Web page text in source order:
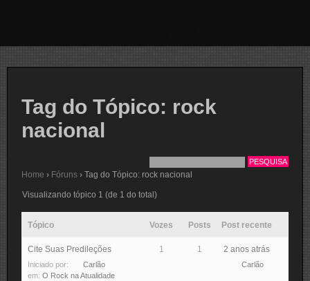
Tag do Tópico: rock
nacional
Home › Fóruns › Tag do Tópico: rock nacional
Visualizando tópico 1 (de 1 do total)
Tópico Vozes Posts Post recente
Cite Suas Predileções
Iniciado por:
Carlão
em: O Rock na Atualidade
1 1 2 anos atrás
Carlão